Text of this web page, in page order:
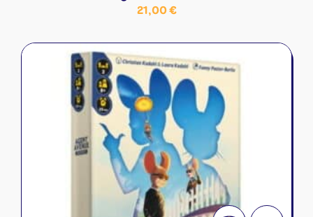
21,00€